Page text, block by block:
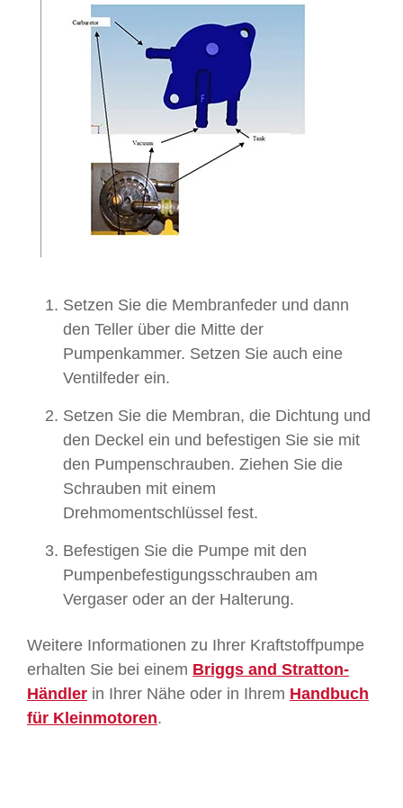
Setzen Sie die Membranfeder und dann
den Teller über die Mitte der
Pumpenkammer. Setzen Sie auch eine
Ventilfeder ein.
Setzen Sie die Membran, die Dichtung und
den Deckel ein und befestigen Sie sie mit
den Pumpenschrauben. Ziehen Sie die
Schrauben mit einem
Drehmomentschlüssel fest.
Befestigen Sie die Pumpe mit den
Pumpenbefestigungsschrauben am
Vergaser oder an der Halterung.
Weitere Informationen zu Ihrer Kraftstoffpumpe
erhalten Sie bei einem Briggs and Stratton-
Händler in Ihrer Nähe oder in Ihrem Handbuch
für Kleinmotoren.